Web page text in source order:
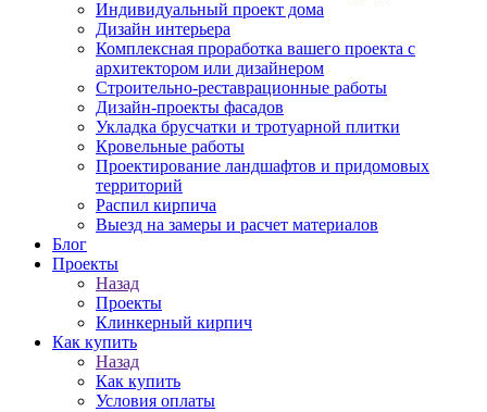
Индивидуальный проект дома
Дизайн интерьера
Комплексная проработка вашего проекта с
архитектором или дизайнером
Строительно-реставрационные работы
Дизайн-проекты фасадов
Укладка брусчатки и тротуарной плитки
Кровельные работы
Проектирование ландшафтов и придомовых
территорий
Распил кирпича
Выезд на замеры и расчет материалов
Блог
Проекты
Назад
Проекты
Клинкерный кирпич
Как купить
Назад
Как купить
Условия оплаты